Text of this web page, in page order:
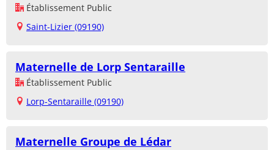
Établissement Public
Saint-Lizier (09190)
Maternelle de Lorp Sentaraille
Établissement Public
Lorp-Sentaraille (09190)
Maternelle Groupe de Lédar